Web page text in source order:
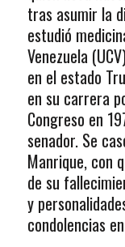
tras asumir la
estudió
Venezuela
en el estado
en su carrera
Congreso en
senador. Se
Manrique, con
de su
y
condolencias